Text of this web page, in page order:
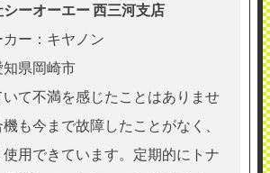
ーオーエー 西三河支店
ー：キヤノン
県岡崎市
て不満を感じたことはありませ
も今まで故障したことがなく、
使用できています。定期的にトナ